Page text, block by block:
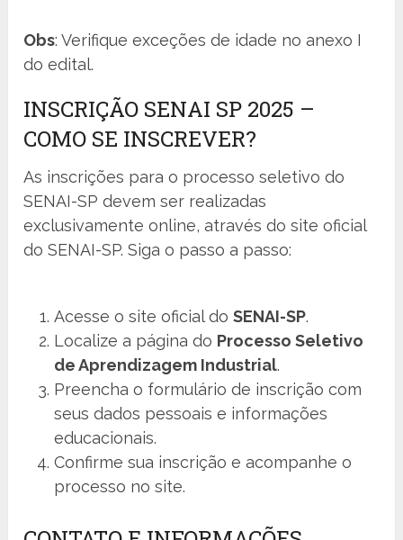
Obs: Verifique exceções de idade no anexo I
do edital.
INSCRIÇÃO SENAI SP 2025 –
COMO SE INSCREVER?
As inscrições para o processo seletivo do
SENAI-SP devem ser realizadas
exclusivamente online, através do site oficial
do SENAI-SP. Siga o passo a passo:
Acesse o site oficial doSENAI-SP.
Localize a página do Processo Seletivo
de Aprendizagem Industrial.
Preencha o formulário de inscrição com
seus dados pessoais e informações
educacionais.
Confirme sua inscrição e acompanhe o
processo no site.